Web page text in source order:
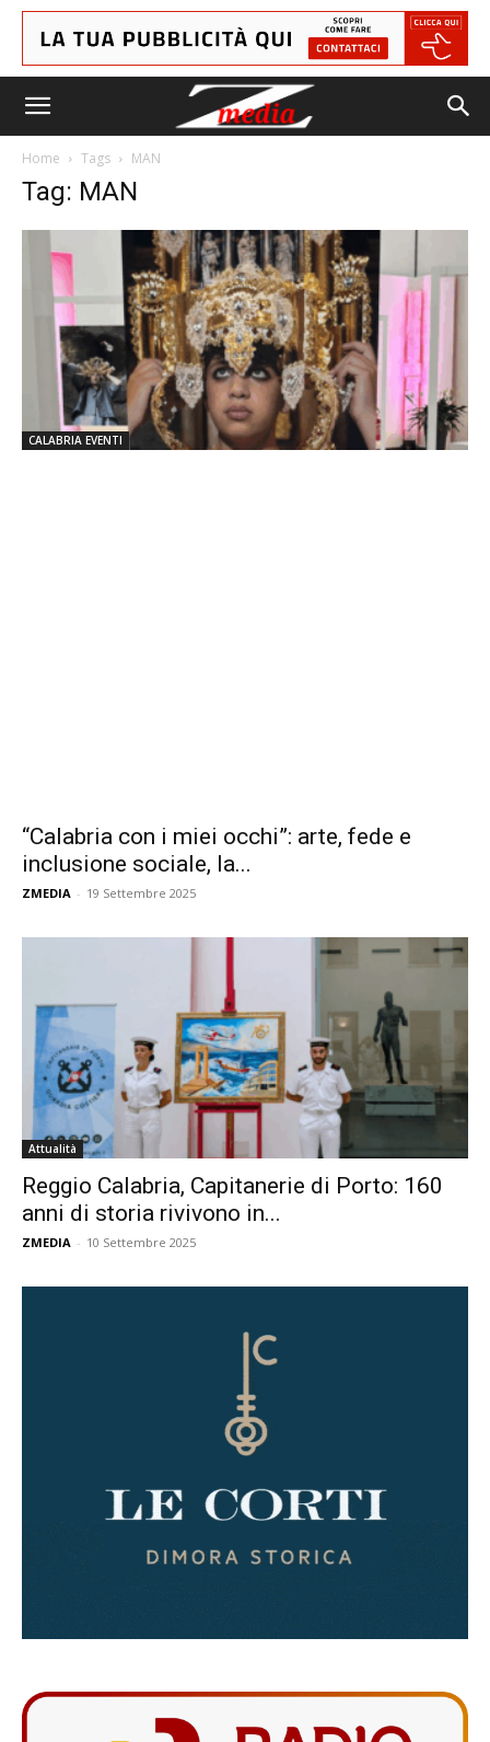
Home Tags MAN
Tag: MAN
CALABRIA EVENTI
“Calabria con i miei occhi”: arte, fede e
inclusione sociale, la...
ZMEDIA - 19 Settembre 2025
Attualità
Reggio Calabria, Capitanerie di Porto: 160
anni di storia rivivono in...
ZMEDIA - 10 Settembre 2025